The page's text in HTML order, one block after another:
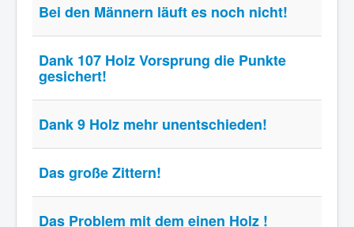
Bei den Männern läuft es noch nicht!
Dank 107 Holz Vorsprung die Punkte
gesichert!
Dank 9 Holz mehr unentschieden!
Das große Zittern!
Das Problem mit dem einen Holz !